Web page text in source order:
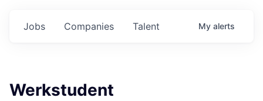
Jobs Companies Talent My alerts
Werkstudent